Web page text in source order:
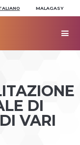
MALAGASY

DI
VARI